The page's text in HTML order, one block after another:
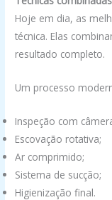
Hoje em dia, as
técnica. Elas
resultado completo.
Um processo
Inspeção com
Escovação rotativa;
Ar comprimido;
Sistema de sucção;
Higienização final.